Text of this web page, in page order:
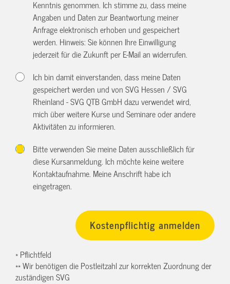
Kenntnis genommen. Ich stimme zu, dass meine
Angaben und Daten zur Beantwortung meiner
Anfrage elektronisch erhoben und gespeichert
werden. Hinweis: Sie können Ihre Einwilligung
jederzeit für die Zukunft per E-Mail anwiderrufen.
Ich bin damit einverstanden, dass meine Daten
gespeichert werden und von SVG Hessen / SVG
Rheinland - SVG QTB GmbH dazu verwendet wird,
mich über weitere Kurse und Seminare oder andere
Aktivitäten zu informieren.
Bitte verwenden Sie meine Daten ausschließlich für
diese Kursanmeldung. Ich möchte keine weitere
Kontaktaufnahme. Meine Anschrift habe ich
eingetragen.
* Pflichtfeld
** Wir benötigen die Postleitzahl zur korrekten Zuordnung der
zuständigen SVG